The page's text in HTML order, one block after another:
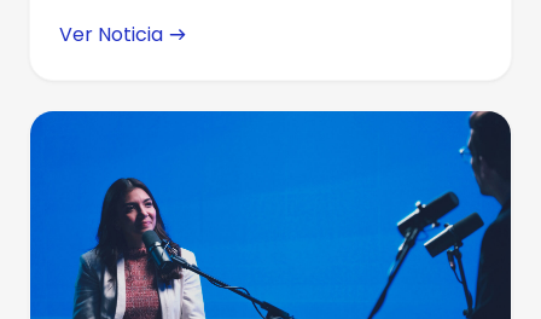
Ver Noticia